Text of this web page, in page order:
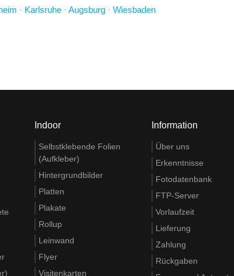
· Karlsruhe · Augsburg · Wiesbaden
Indoor
Selbstklebende Folien
(Aufkleber)
Hintergrundbilder
Platten
Plakate
Rollup
Leinwand
Flyer
Visitenkarten
Information
Über uns
Erkenntnisse
Fotodatenbank
FTP-Server
Vorlaufzeit
Lieferung
Zahlung
Rückgaben